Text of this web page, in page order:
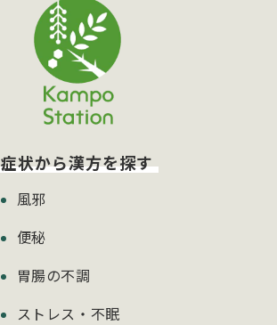
症状から漢方を探す
風邪
便秘
胃腸の不調
ストレス・不眠